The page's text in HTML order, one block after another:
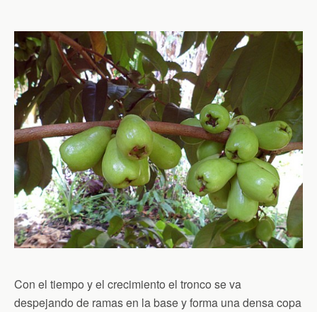
Con el tiempo y el crecimiento el tronco se va
despejando de ramas en la base y forma una densa copa